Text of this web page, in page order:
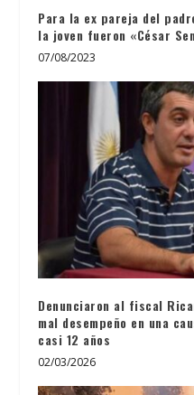
Para la ex pareja del
la joven fueron «César
07/08/2023
Denunciaron al fiscal
mal desempeño en una
casi 12 años
02/03/2026